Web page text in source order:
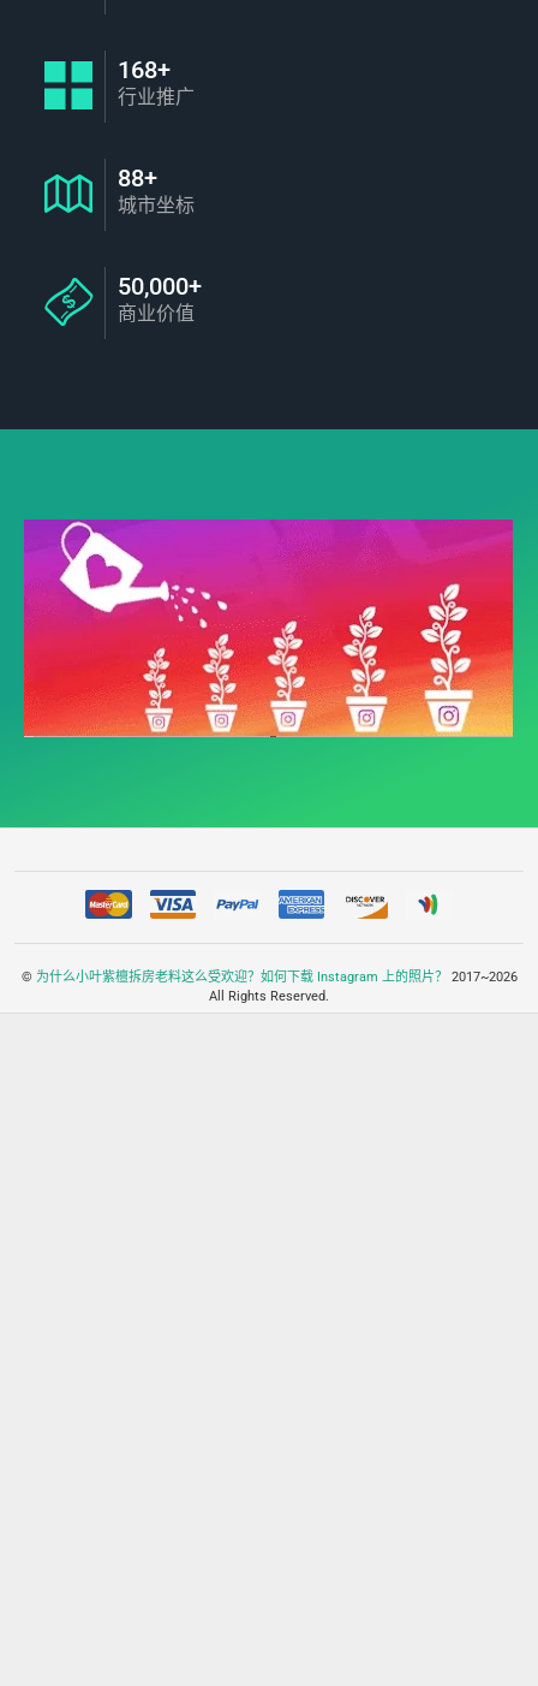
168+
行业推广
88+
城市坐标
50,000+
商业价值
© 为什么小叶紫檀拆房老料这么受欢迎？如何下载 Instagram 上的照片？
2017~2026
All Rights Reserved.